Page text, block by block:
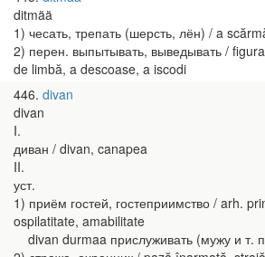
ditmää
1) чесать, трепать (шерсть, лён) / a
2) перен. выпытывать, выведывать /
de limbă, a descoase, a iscodi
446 divan
divan
I.
диван / divan, canapea
II.
уст.
1) приём гостей, гостеприимство / arh.
ospilatitate, amabilitate
divan durmaa прислуживать (мужу и т.